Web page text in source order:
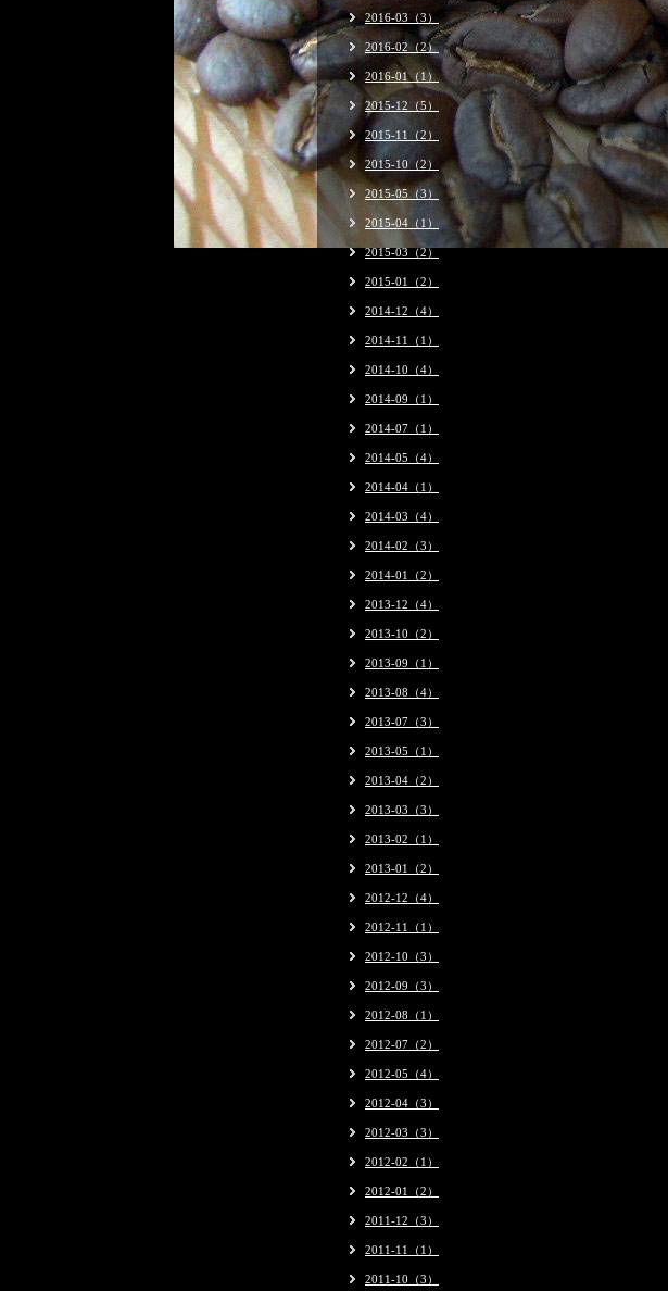
2016-03（3）
2016-02（2）
2016-01（1）
2015-12（5）
2015-11（2）
2015-10（2）
2015-05（3）
2015-04（1）
2015-03（2）
2015-01（2）
2014-12（4）
2014-11（1）
2014-10（4）
2014-09（1）
2014-07（1）
2014-05（4）
2014-04（1）
2014-03（4）
2014-02（3）
2014-01（2）
2013-12（4）
2013-10（2）
2013-09（1）
2013-08（4）
2013-07（3）
2013-05（1）
2013-04（2）
2013-03（3）
2013-02（1）
2013-01（2）
2012-12（4）
2012-11（1）
2012-10（3）
2012-09（3）
2012-08（1）
2012-07（2）
2012-05（4）
2012-04（3）
2012-03（3）
2012-02（1）
2012-01（2）
2011-12（3）
2011-11（1）
2011-10（3）